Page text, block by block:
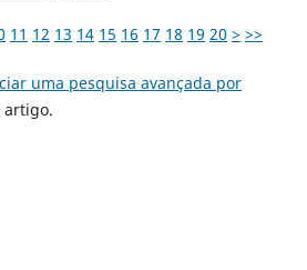
11 12 13 14 15 16 17 18 19 20 > >>
uma pesquisa avançada por